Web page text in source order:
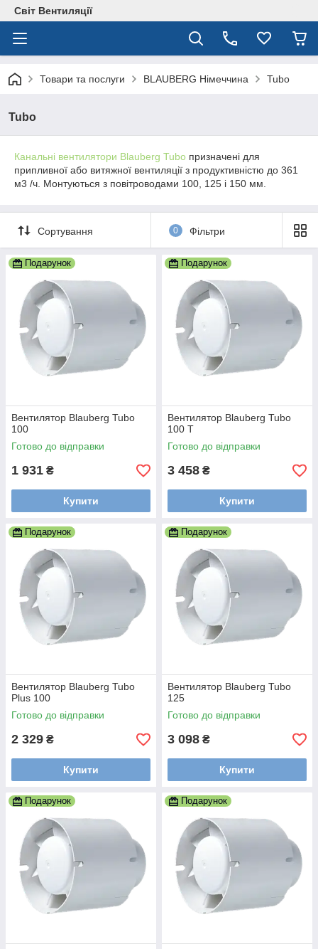
Світ Вентиляції
Товари та послуги BLAUBERG Німеччина Tubo
Tubo
Канальні вентилятори Blauberg Tubo призначені для
припливної або витяжної вентиляції з продуктивністю до 361
м3 /ч. Монтуються з повітроводами 100, 125 і 150 мм.
Сортування 0 Фільтри
Подарунок
Вентилятор Blauberg Tubo
100
Готово до відправки
1 931 ₴
Купити
Подарунок
Вентилятор Blauberg Tubo
100 T
Готово до відправки
3 458 ₴
Купити
Подарунок
Вентилятор Blauberg Tubo
Plus 100
Готово до відправки
2 329 ₴
Купити
Подарунок
Вентилятор Blauberg Tubo
125
Готово до відправки
3 098 ₴
Купити
Подарунок Подарунок